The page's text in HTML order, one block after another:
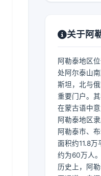
关于阿
阿勒泰地区
处阿尔泰山
斯坦，北与
重要门户。
在蒙古语中意
阿勒泰地区
阿勒泰市、
面积约11.8
约为60万人。
历史上，阿